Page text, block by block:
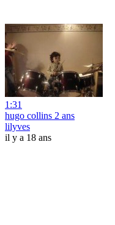
1:31
hugo collins 2 ans
lilyves
il y a 18 ans